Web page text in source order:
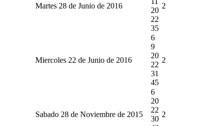
Martes 28 de Junio de 2016
20
22
35
2
Miercoles 22 de Junio de 2016
6
9
20
22
31
45
2
Sabado 28 de Noviembre de 2015
6
20
22
30
2